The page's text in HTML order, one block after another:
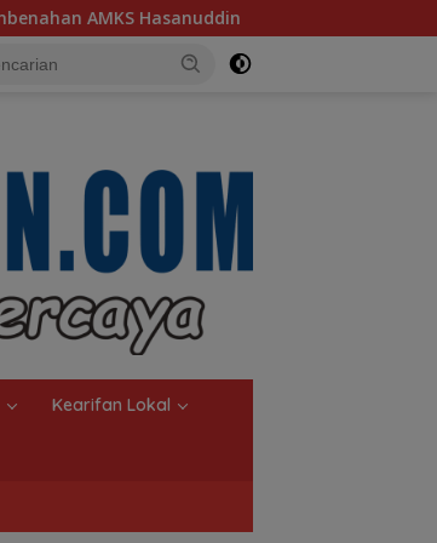
Ketua TP PKK Kalsel, Dorong Kreasi Olahan
Kearifan Lokal